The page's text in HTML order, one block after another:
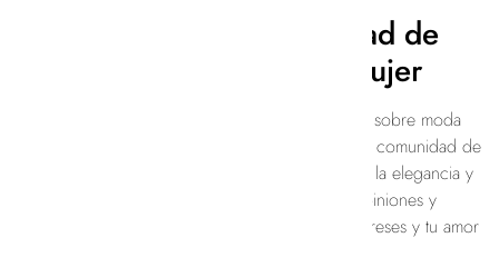
Únete a Nuestra Comunidad de
Amantes de la Moda de Mujer
En nuestro blog, no solo encontrarás información sobre moda
femenina, sino que también formarás parte de una comunidad de
amantes de la moda que comparten tu pasión por la elegancia y
el estilo. Únete a la conversación, comparte tus opiniones y
conecta con otras mujeres que comparten tus intereses y tu amor